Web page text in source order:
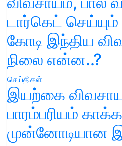
டார்கெட் செய்யும்
கோடி இந்திய
நிலை என்ன..?
செய்திகள்
இயற்கை
பாரம்பரியம்
முன்னோடியான